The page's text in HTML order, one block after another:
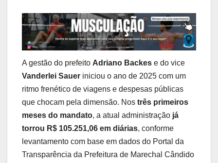
A gestão do prefeito Adriano Backes e do vice
Vanderlei Sauer iniciou o ano de 2025 com um
ritmo frenético de viagens e despesas públicas
que chocam pela dimensão. Nos três primeiros
meses do mandato, a atual administração já
torrou R$ 105.251,06 em diárias, conforme
levantamento com base em dados do Portal da
Transparência da Prefeitura de Marechal Cândido